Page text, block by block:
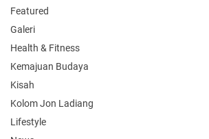
Featured
Galeri
Health & Fitness
Kemajuan Budaya
Kisah
Kolom Jon Ladiang
Lifestyle